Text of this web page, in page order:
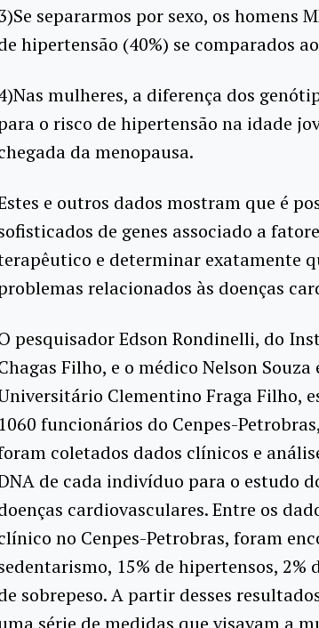
separarmos por sexo, os homens
hipertensão (40%) se comparados
mulheres, a diferença dos
o risco de hipertensão na idade
da menopausa.
e outros dados mostram que é
de genes associado a
e determinar exatamente
relacionados às doenças
pesquisador Edson Rondinelli, do
Filho, e o médico Nelson
Clementino Fraga Filho,
1060 funcionários do Cenpes-
coletados dados clínicos e
de cada indivíduo para o estudo
cardiovasculares. Entre os
no Cenpes-Petrobras, foram
15% de hipertensos, 2%
sobrepeso. A partir desses
série de medidas que visavam a